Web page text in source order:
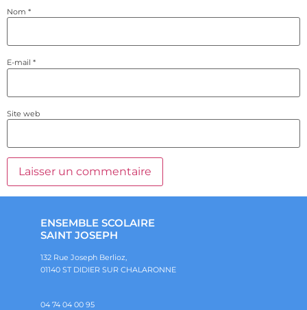
Nom *
E-mail *
Site web
ENSEMBLE SCOLAIRE
SAINT JOSEPH
132 Rue Joseph Berlioz,
01140 ST DIDIER SUR CHALARONNE
04 74 04 00 95